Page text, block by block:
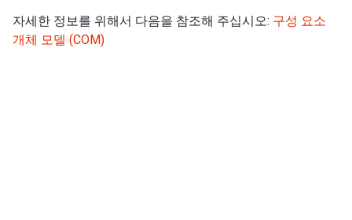
자세한 정보를 위해서 다음을 참조해 주십시오: 구성 요소
개체 모델 (COM)